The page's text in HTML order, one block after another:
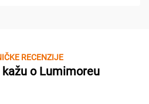
RECENZIJE
o Lumimoreu